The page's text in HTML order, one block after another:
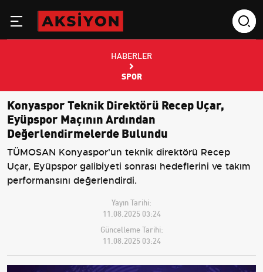
HABERLER
SPOR
Konyaspor Teknik Direktörü Recep Uçar,
Eyüpspor Maçının Ardından
Değerlendirmelerde Bulundu
TÜMOSAN Konyaspor'un teknik direktörü Recep
Uçar, Eyüpspor galibiyeti sonrası hedeflerini ve takım
performansını değerlendirdi.
Yayın Tarihi:
11.08.2025 03:24
Güncelleme Tarihi:
11.08.2025 03:24